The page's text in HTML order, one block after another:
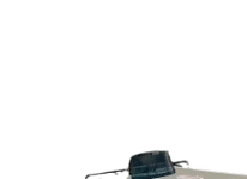
NAFUKOVACÍ ČLUNY